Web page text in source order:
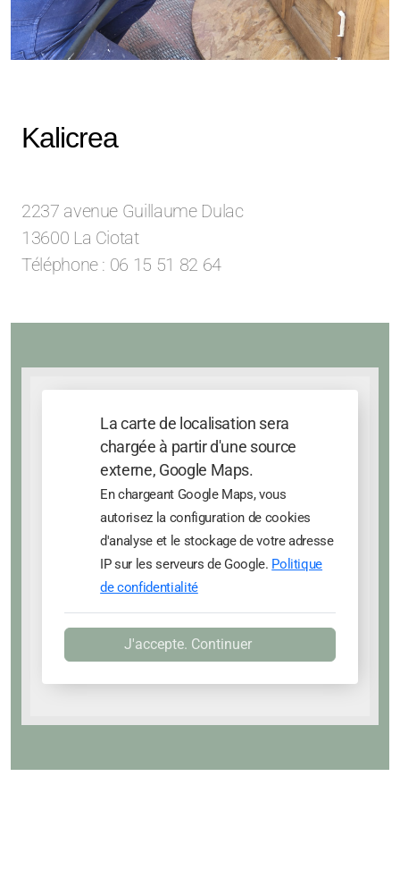
Kalicrea
2237 avenue Guillaume Dulac
13600 La Ciotat
Téléphone : 06 15 51 82 64
La carte de localisation sera
chargée à partir d'une source
externe, Google Maps.
En chargeant Google Maps, vous
autorisez la configuration de cookies
d'analyse et le stockage de votre adresse
IP sur les serveurs de Google. Politique
de confidentialité
J'accepte. Continuer